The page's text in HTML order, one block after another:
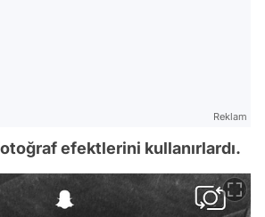
Reklam
efektlerini kullanırlardı.